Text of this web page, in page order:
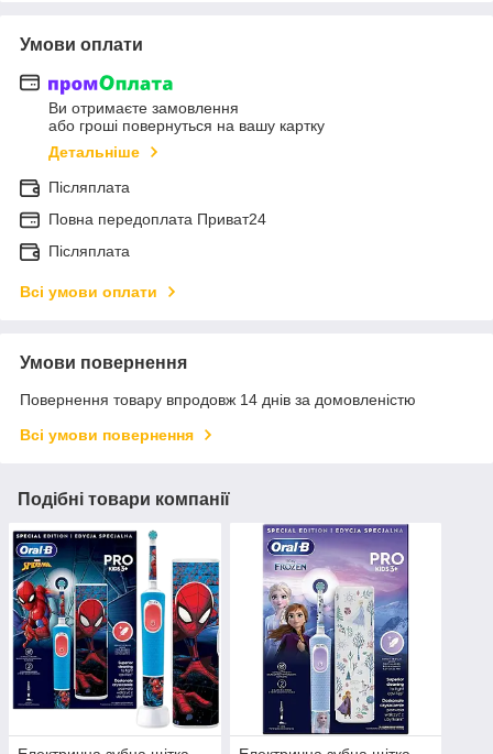
Умови оплати
Ви отримаєте замовлення
або гроші повернуться на вашу картку
Детальніше
Післяплата
Повна передоплата Приват24
Післяплата
Всі умови оплати
Умови повернення
Повернення товару впродовж 14 днів за домовленістю
Всі умови повернення
Подібні товари компанії